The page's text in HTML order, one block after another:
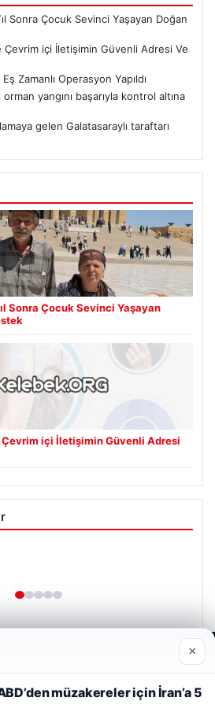
Sonra Çocuk Sevinci Yaşayan Doğan
Çevrim içi İletişimin Güvenli Adresi Ve
Zamanlı Operasyon Yapıldı
yangını başarıyla kontrol altına
gelen Galatasaraylı taraftarı
Sonra Çocuk Sevinci Yaşayan
içi İletişimin Güvenli Adresi
daha iyi anlayabilmek,
ve geliştirmek amacıyla çerezler
×
müzakereler için İran’a 5